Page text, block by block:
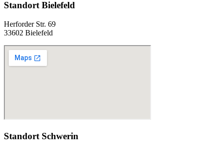
Standort Bielefeld
Herforder Str. 69
33602 Bielefeld
Standort Schwerin